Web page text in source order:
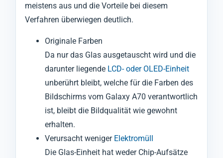
meistens aus und die Vorteile bei diesem
Verfahren überwiegen deutlich.
Originale Farben
Da nur das Glas ausgetauscht wird und die
darunter liegende LCD- oder OLED-Einheit
unberührt bleibt, welche für die Farben des
Bildschirms vom Galaxy A70 verantwortlich
ist, bleibt die Bildqualität wie gewohnt
erhalten.
Verursacht weniger Elektromüll
Die Glas-Einheit hat weder Chip-Aufsätze